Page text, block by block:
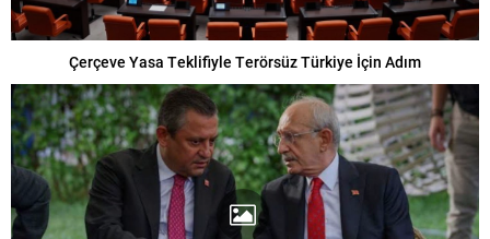
Çerçeve Yasa Teklifiyle Terörsüz Türkiye İçin Adım